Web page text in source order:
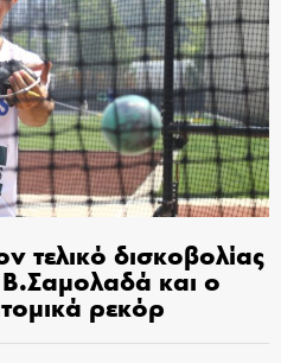
τελικό δισκοβολίας
και ο
ρεκόρ